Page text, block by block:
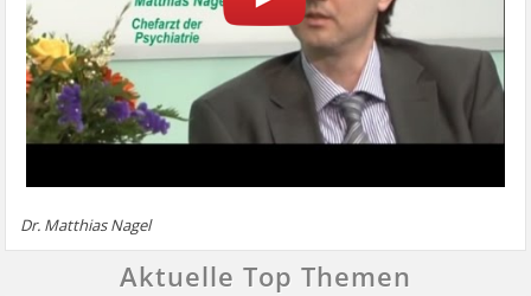
Dr. Matthias Nagel
Aktuelle Top Themen